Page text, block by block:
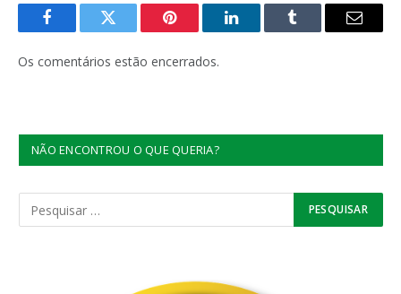
FacebookTwitter Pinterest LinkedInTumblr
E-
Os comentários estão encerrados.
NÃO ENCONTROU O QUE QUERIA?